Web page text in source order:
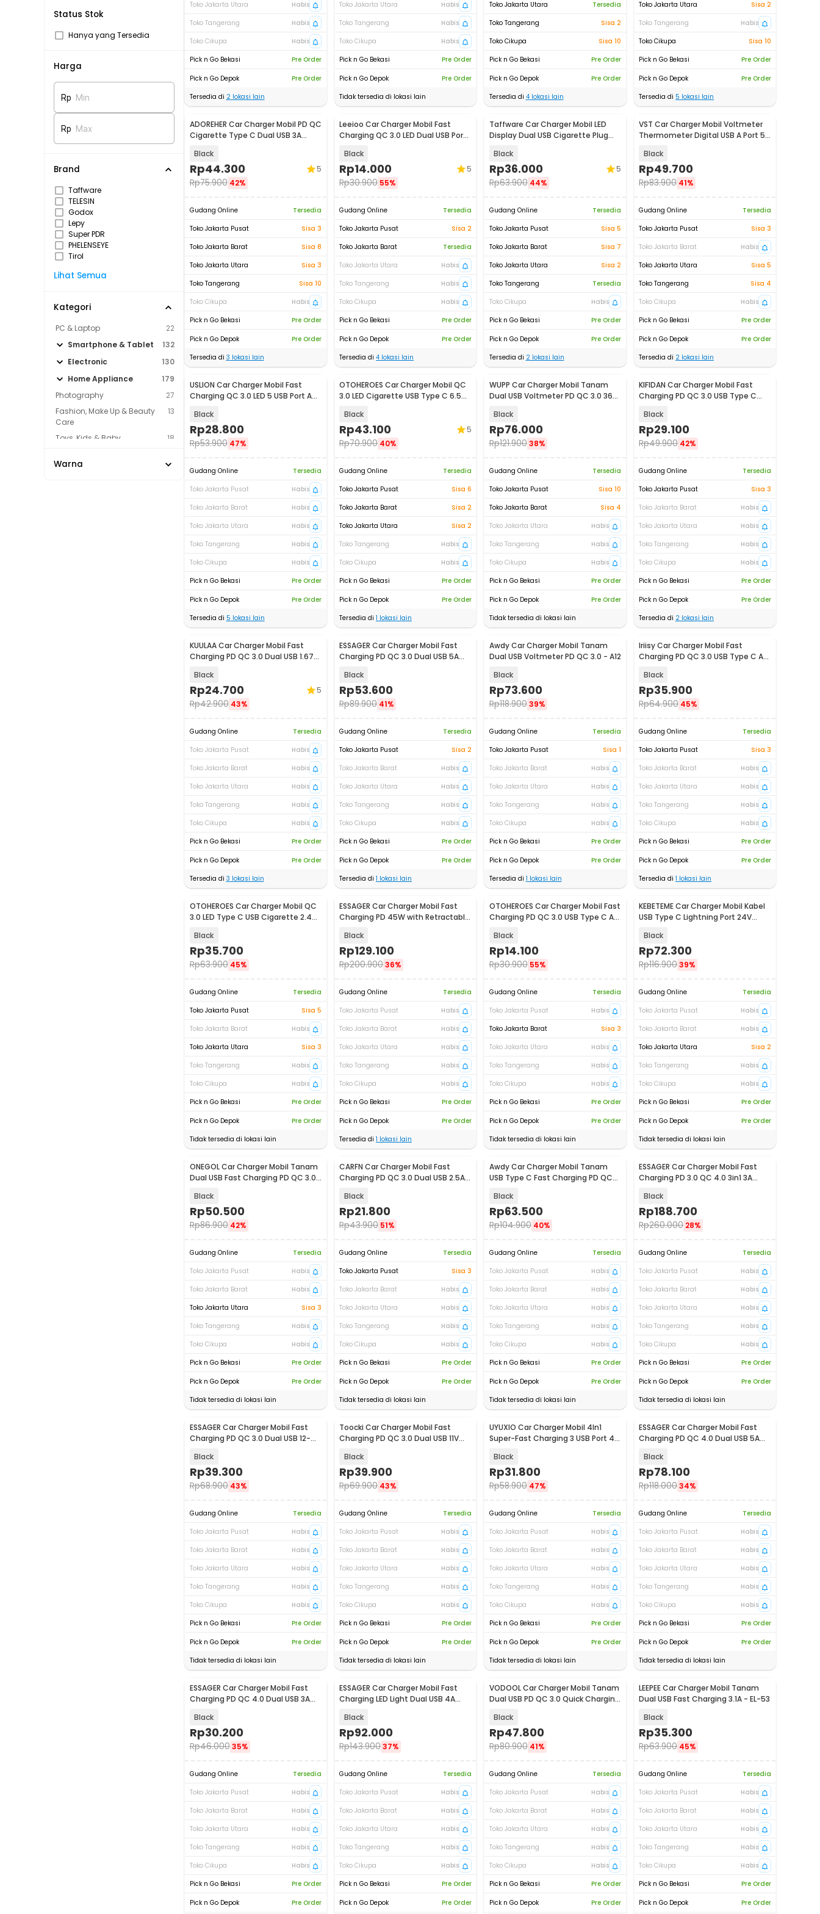
Status Stok
Hanya yang Tersedia
Harga
Rp Min
Rp Max
Brand
Taffware
TELESIN
Godox
Lepy
Super PDR
PHELENSEYE
Tirol
Lihat Semua
Kategori
PC & Laptop
22
Smartphone & Tablet
132
Electronic
130
Home Appliance
179
Photography
27
Fashion, Make Up & Beauty
Care
13
Toys, Kids & Baby
18
Warna
Toko Jakarta Utara
Habis
Toko Tangerang
Habis
Toko Cikupa
Habis
Pick n Go Bekasi
Pre Order
Pick n Go Depok
Pre Order
Tersedia di 2lokasi lain
Toko Jakarta Utara
Habis
Toko Tangerang
Habis
Toko Cikupa
Habis
Pick n Go Bekasi
Pre Order
Pick n Go Depok
Pre Order
Tidak tersedia di lokasi lain
Toko Jakarta Utara
Tersedia
Toko Tangerang
Sisa 2
Toko Cikupa
Sisa 10
Pick n Go Bekasi
Pre Order
Pick n Go Depok
Pre Order
Tersedia di 4lokasi lain
Toko Jakarta Utara
Sisa 2
Toko Tangerang
Habis
Toko Cikupa
Sisa 10
Pick n Go Bekasi
Pre Order
Pick n Go Depok
Pre Order
Tersedia di 5 lokasi lain
ADOREHER Car Charger Mobil PD QC
Cigarette Type C Dual USB 3A
Black
Rp44.300
Rp75.900 42%
5
Gudang Online
Tersedia
Toko Jakarta Pusat
Sisa 3
Toko Jakarta Barat
Sisa 8
Toko Jakarta Utara
Sisa 3
Toko Tangerang
Sisa 10
Toko Cikupa
Habis
Pick n Go Bekasi
Pre Order
Pick n Go Depok
Pre Order
Tersedia di 3 lokasi lain
Leeioo Car Charger Mobil Fast
Charging QC 3.0 LED Dual USB Port
Black
Rp14.000
Rp30.900 55%
5
Gudang Online
Tersedia
Toko Jakarta Pusat
Sisa 2
Toko Jakarta Barat
Tersedia
Toko Jakarta Utara
Habis
Toko Tangerang
Habis
Toko Cikupa
Habis
Pick n Go Bekasi
Pre Order
Pick n Go Depok
Pre Order
Tersedia di 4 lokasi lain
Taffware Car Charger Mobil LED
Display Dual USB Cigarette Plug
Black
Rp36.000
Rp63.900 44%
5
Gudang Online
Tersedia
Toko Jakarta Pusat
Sisa 5
Toko Jakarta Barat
Sisa 7
Toko Jakarta Utara
Sisa 2
Toko Tangerang
Tersedia
Toko Cikupa
Habis
Pick n Go Bekasi
Pre Order
Pick n Go Depok
Pre Order
Tersedia di 2lokasi lain
VST Car Charger Mobil Voltmeter
Thermometer Digital USB A Port 5V
Black
Rp49.700
Rp83.900 41%
Gudang Online
Tersedia
Toko Jakarta Pusat
Sisa 3
Toko Jakarta Barat
Habis
Toko Jakarta Utara
Sisa 5
Toko Tangerang
Sisa 4
Toko Cikupa
Habis
Pick n Go Bekasi
Pre Order
Pick n Go Depok
Pre Order
Tersedia di 2 lokasi lain
USLION Car Charger Mobil Fast
Charging QC 3.0 LED 5 USB Port A
Black
Rp28.800
Rp53.900 47%
Gudang Online
Tersedia
Toko Jakarta Pusat
Habis
Toko Jakarta Barat
Habis
Toko Jakarta Utara
Habis
Toko Tangerang
Habis
Toko Cikupa
Habis
Pick n Go Bekasi
Pre Order
Pick n Go Depok
Pre Order
Tersedia di 5 lokasi lain
OTOHEROES Car Charger Mobil QC
3.0 LED Cigarette USB Type C 6.5A
Black
Rp43.100
Rp70.900 40%
5
Gudang Online
Tersedia
Toko Jakarta Pusat
Sisa 6
Toko Jakarta Barat
Sisa 2
Toko Jakarta Utara
Sisa 2
Toko Tangerang
Habis
Toko Cikupa
Habis
Pick n Go Bekasi
Pre Order
Pick n Go Depok
Pre Order
Tersedia di 1 lokasi lain
WUPP Car Charger Mobil Tanam
Dual USB Voltmeter PD QC 3.0 36W
Black
Rp76.000
Rp121.900 38%
Gudang Online
Tersedia
Toko Jakarta Pusat
Sisa 10
Toko Jakarta Barat
Sisa 4
Toko Jakarta Utara
Habis
Toko Tangerang
Habis
Toko Cikupa
Habis
Pick n Go Bekasi
Pre Order
Pick n Go Depok
Pre Order
Tidak tersedia di lokasi lain
KIFIDAN Car Charger Mobil Fast
Charging PD QC 3.0 USB Type C
Black
Rp29.100
Rp49.900 42%
Gudang Online
Tersedia
Toko Jakarta Pusat
Sisa 3
Toko Jakarta Barat
Habis
Toko Jakarta Utara
Habis
Toko Tangerang
Habis
Toko Cikupa
Habis
Pick n Go Bekasi
Pre Order
Pick n Go Depok
Pre Order
Tersedia di 2 lokasi lain
KUULAA Car Charger Mobil Fast
Charging PD QC 3.0 Dual USB 1.67A
Black
Rp24.700
Rp42.900 43%
5
Gudang Online
Tersedia
Toko Jakarta Pusat
Habis
Toko Jakarta Barat
Habis
Toko Jakarta Utara
Habis
Toko Tangerang
Habis
Toko Cikupa
Habis
Pick n Go Bekasi
Pre Order
Pick n Go Depok
Pre Order
Tersedia di 3 lokasi lain
ESSAGER Car Charger Mobil Fast
Charging PD QC 3.0 Dual USB 5A
Black
Rp53.600
Rp89.900 41%
Gudang Online
Tersedia
Toko Jakarta Pusat
Sisa 2
Toko Jakarta Barat
Habis
Toko Jakarta Utara
Habis
Toko Tangerang
Habis
Toko Cikupa
Habis
Pick n Go Bekasi
Pre Order
Pick n Go Depok
Pre Order
Tersedia di 1 lokasi lain
Awdy Car Charger Mobil Tanam
Dual USB Voltmeter PD QC 3.0 - A12
Black
Rp73.600
Rp118.900 39%
Gudang Online
Tersedia
Toko Jakarta Pusat
Sisa 1
Toko Jakarta Barat
Habis
Toko Jakarta Utara
Habis
Toko Tangerang
Habis
Toko Cikupa
Habis
Pick n Go Bekasi
Pre Order
Pick n Go Depok
Pre Order
Tersedia di 1 lokasi lain
Iriisy Car Charger Mobil Fast
Charging PD QC 3.0 USB Type C A
Black
Rp35.900
Rp64.900 45%
Gudang Online
Tersedia
Toko Jakarta Pusat
Sisa 3
Toko Jakarta Barat
Habis
Toko Jakarta Utara
Habis
Toko Tangerang
Habis
Toko Cikupa
Habis
Pick n Go Bekasi
Pre Order
Pick n Go Depok
Pre Order
Tersedia di 1 lokasi lain
OTOHEROES Car Charger Mobil QC
3.0 LED Type C USB Cigarette 2.4A
Black
Rp35.700
Rp63.900 45%
Gudang Online
Tersedia
Toko Jakarta Pusat
Sisa 5
Toko Jakarta Barat
Habis
Toko Jakarta Utara
Sisa 3
Toko Tangerang
Habis
Toko Cikupa
Habis
Pick n Go Bekasi
Pre Order
Pick n Go Depok
Pre Order
Tidak tersedia di lokasi lain
ESSAGER Car Charger Mobil Fast
Charging PD 45W with Retractable
Black
Rp129.100
Rp200.90036%
Gudang Online
Tersedia
Toko Jakarta Pusat
Habis
Toko Jakarta Barat
Habis
Toko Jakarta Utara
Habis
Toko Tangerang
Habis
Toko Cikupa
Habis
Pick n Go Bekasi
Pre Order
Pick n Go Depok
Pre Order
Tersedia di 1 lokasi lain
OTOHEROES Car Charger Mobil Fast
Charging PD QC 3.0 USB Type C A
Black
Rp14.100
Rp30.900 55%
Gudang Online
Tersedia
Toko Jakarta Pusat
Habis
Toko Jakarta Barat
Sisa 3
Toko Jakarta Utara
Habis
Toko Tangerang
Habis
Toko Cikupa
Habis
Pick n Go Bekasi
Pre Order
Pick n Go Depok
Pre Order
Tidak tersedia di lokasi lain
KEBETEME Car Charger Mobil Kabel
USB Type C Lightning Port 24V
Black
Rp72.300
Rp116.90039%
Gudang Online
Tersedia
Toko Jakarta Pusat
Habis
Toko Jakarta Barat
Habis
Toko Jakarta Utara
Sisa 2
Toko Tangerang
Habis
Toko Cikupa
Habis
Pick n Go Bekasi
Pre Order
Pick n Go Depok
Pre Order
Tidak tersedia di lokasi lain
ONEGOL Car Charger Mobil Tanam
Dual USB Fast Charging PD QC 3.0
Black
Rp50.500
Rp86.900 42%
Gudang Online
Tersedia
Toko Jakarta Pusat
Habis
Toko Jakarta Barat
Habis
Toko Jakarta Utara
Sisa 3
Toko Tangerang
Habis
Toko Cikupa
Habis
Pick n Go Bekasi
Pre Order
Pick n Go Depok
Pre Order
Tidak tersedia di lokasi lain
CARFN Car Charger Mobil Fast
Charging PD QC 3.0 Dual USB 2.5A
Black
Rp21.800
Rp43.900 51%
Gudang Online
Tersedia
Toko Jakarta Pusat
Sisa 3
Toko Jakarta Barat
Habis
Toko Jakarta Utara
Habis
Toko Tangerang
Habis
Toko Cikupa
Habis
Pick n Go Bekasi
Pre Order
Pick n Go Depok
Pre Order
Tidak tersedia di lokasi lain
Baru
Awdy Car Charger Mobil Tanam
USB Type C Fast Charging PD QC
Black
Rp63.500
Rp104.900 40%
Gudang Online
Tersedia
Toko Jakarta Pusat
Habis
Toko Jakarta Barat
Habis
Toko Jakarta Utara
Habis
Toko Tangerang
Habis
Toko Cikupa
Habis
Pick n Go Bekasi
Pre Order
Pick n Go Depok
Pre Order
Tidak tersedia di lokasi lain
Baru
ESSAGER Car Charger Mobil Fast
Charging PD 3.0 QC 4.0 3in1 3A
Black
Rp188.700
Rp260.000 28%
Gudang Online
Tersedia
Toko Jakarta Pusat
Habis
Toko Jakarta Barat
Habis
Toko Jakarta Utara
Habis
Toko Tangerang
Habis
Toko Cikupa
Habis
Pick n Go Bekasi
Pre Order
Pick n Go Depok
Pre Order
Tidak tersedia di lokasi lain
ESSAGER Car Charger Mobil Fast
Charging PD QC 3.0 Dual USB 12-
Black
Rp39.300
Rp68.900 43%
Gudang Online
Tersedia
Toko Jakarta Pusat
Habis
Toko Jakarta Barat
Habis
Toko Jakarta Utara
Habis
Toko Tangerang
Habis
Toko Cikupa
Habis
Pick n Go Bekasi
Pre Order
Pick n Go Depok
Pre Order
Tidak tersedia di lokasi lain
Toocki Car Charger Mobil Fast
Charging PD QC 3.0 Dual USB 11V
Black
Rp39.900
Rp69.900 43%
Gudang Online
Tersedia
Toko Jakarta Pusat
Habis
Toko Jakarta Barat
Habis
Toko Jakarta Utara
Habis
Toko Tangerang
Habis
Toko Cikupa
Habis
Pick n Go Bekasi
Pre Order
Pick n Go Depok
Pre Order
Tidak tersedia di lokasi lain
UYUXIO Car Charger Mobil 4In1
Super-Fast Charging 3 USB Port 4 A
Black
Rp31.800
Rp58.900 47%
Gudang Online
Tersedia
Toko Jakarta Pusat
Habis
Toko Jakarta Barat
Habis
Toko Jakarta Utara
Habis
Toko Tangerang
Habis
Toko Cikupa
Habis
Pick n Go Bekasi
Pre Order
Pick n Go Depok
Pre Order
Tidak tersedia di lokasi lain
ESSAGER Car Charger Mobil Fast
Charging PD QC 4.0 Dual USB 5A
Black
Rp78.100
Rp118.00034%
Gudang Online
Tersedia
Toko Jakarta Pusat
Habis
Toko Jakarta Barat
Habis
Toko Jakarta Utara
Habis
Toko Tangerang
Habis
Toko Cikupa
Habis
Pick n Go Bekasi
Pre Order
Pick n Go Depok
Pre Order
Tidak tersedia di lokasi lain
ESSAGER Car Charger Mobil Fast
Charging PD QC 4.0 Dual USB 3A
Black
Rp30.200
Rp46.000 35%
Gudang Online
Tersedia
Toko Jakarta Pusat
Habis
Toko Jakarta Barat
Habis
Toko Jakarta Utara
Habis
Toko Tangerang
Habis
Toko Cikupa
Habis
Pick n Go Bekasi
Pre Order
Pick n Go Depok Pre Order
ESSAGER Car Charger Mobil Fast
Charging LED Light Dual USB 4A
Black
Rp92.000
Rp143.90037%
Gudang Online
Tersedia
Toko Jakarta Pusat
Habis
Toko Jakarta Barat
Habis
Toko Jakarta Utara
Habis
Toko Tangerang
Habis
Toko Cikupa
Habis
Pick n Go Bekasi
Pre Order
Pick n Go Depok Pre Order
VODOOL Car Charger Mobil Tanam
Dual USB PD QC 3.0 Quick Charging
Black
Rp47.800
Rp80.900 41%
Gudang Online
Tersedia
Toko Jakarta Pusat
Habis
Toko Jakarta Barat
Habis
Toko Jakarta Utara
Habis
Toko Tangerang
Habis
Toko Cikupa
Habis
Pick n Go Bekasi
Pre Order
Pick n Go Depok Pre Order
LEEPEE Car Charger Mobil Tanam
Dual USB Fast Charging 3.1A - EL-53
Black
Rp35.300
Rp63.900 45%
Gudang Online
Tersedia
Toko Jakarta Pusat
Habis
Toko Jakarta Barat
Habis
Toko Jakarta Utara
Habis
Toko Tangerang
Habis
Toko Cikupa
Habis
Pick n Go Bekasi
Pre Order
Pick n Go Depok Pre Order